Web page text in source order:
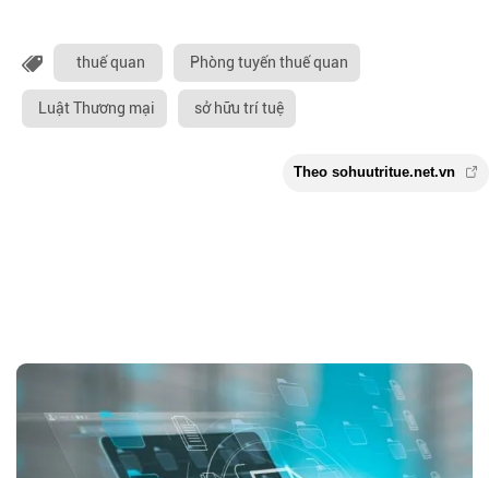
thuế quan Phòng tuyến thuế quan
Luật Thương mại sở hữu trí tuệ